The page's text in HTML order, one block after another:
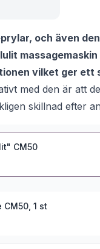
och även
vilket ger ett
med den är att
skillnad efter
CM50
1 st